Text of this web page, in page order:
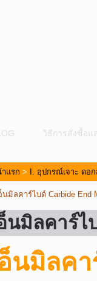
วิธีการสั่งซื้อแ
แรก > I. อุปกรณ์เจาะ ดอ
นมิลคาร์ไบด์ Carbide End
นมิลคาร์
นมิลค